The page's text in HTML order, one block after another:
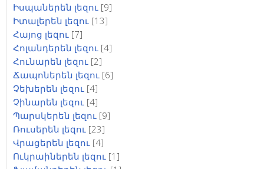
Իսպաներեն լեզու [9]
Իտալերեն լեզու [13]
Հայոց լեզու [7]
Հոլանդերեն լեզու [4]
Հունարեն լեզու [2]
Ճապոներեն լեզու [6]
Չեխերեն լեզու [4]
Չինարեն լեզու [4]
Պարսկերեն լեզու [9]
Ռուսերեն լեզու [23]
Վրացերեն լեզու [4]
Ուկրաիներեն լեզու [1]